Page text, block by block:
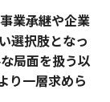
業承継や企業
選択肢となっ
局面を扱う以
り一層求めら